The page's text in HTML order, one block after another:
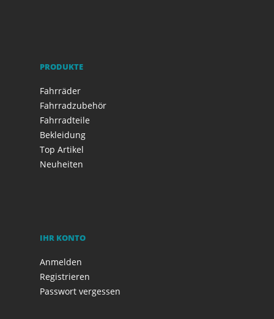
PRODUKTE
Fahrräder
Fahrradzubehör
Fahrradteile
Bekleidung
Top Artikel
Neuheiten
IHR KONTO
Anmelden
Registrieren
Passwort vergessen